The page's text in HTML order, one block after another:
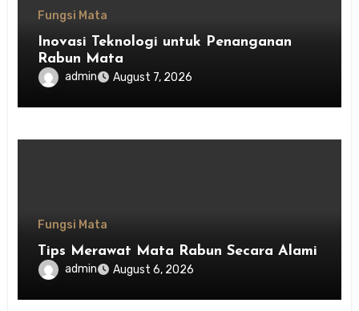
Fungsi Mata
Inovasi Teknologi untuk Penanganan
Rabun Mata
admin August 7, 2026
Fungsi Mata
Tips Merawat Mata Rabun Secara Alami
admin August 6, 2026